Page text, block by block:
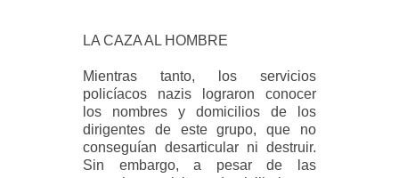
LA CAZA AL HOMBRE
Mientras tanto, los servicios
policíacos nazis lograron conocer
los nombres y domicilios de los
dirigentes de este grupo, que no
conseguían desarticular ni destruir.
Sin embargo, a pesar de las